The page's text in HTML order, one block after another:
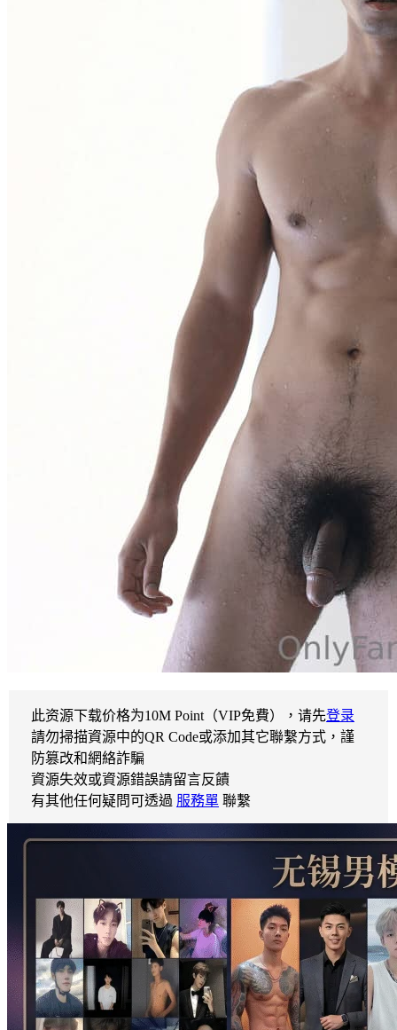
此资源下载价格为10M Point（VIP免費），请先登录
請勿掃描資源中的QR Code或添加其它聯繫方式，謹
防篡改和網絡詐騙
資源失效或資源錯誤請留言反饋
有其他任何疑問可透過 服務單 聯繫